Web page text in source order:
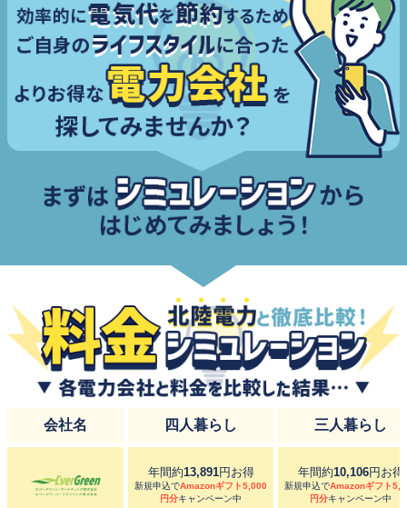
会社名 三人暮らし
四人暮らし
年間約10,106円お得
新規申込でAmazonギフト
円分キャンペーン中
年間約13,891円お得
新規申込でAmazonギフト5,000
円分キャンペーン中